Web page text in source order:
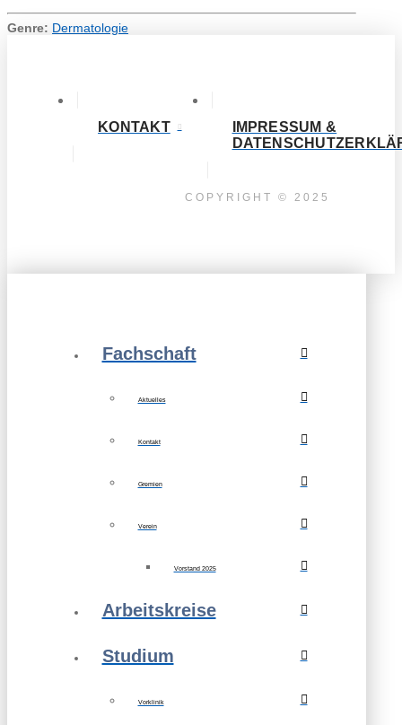
Genre: Dermatologie
KONTAKT
IMPRESSUM &
COPYRIGHT © 2025
Fachschaft
Aktuelles
Kontakt
Gremien
Verein
Vorstand 2025
Arbeitskreise
Studium
Vorklinik